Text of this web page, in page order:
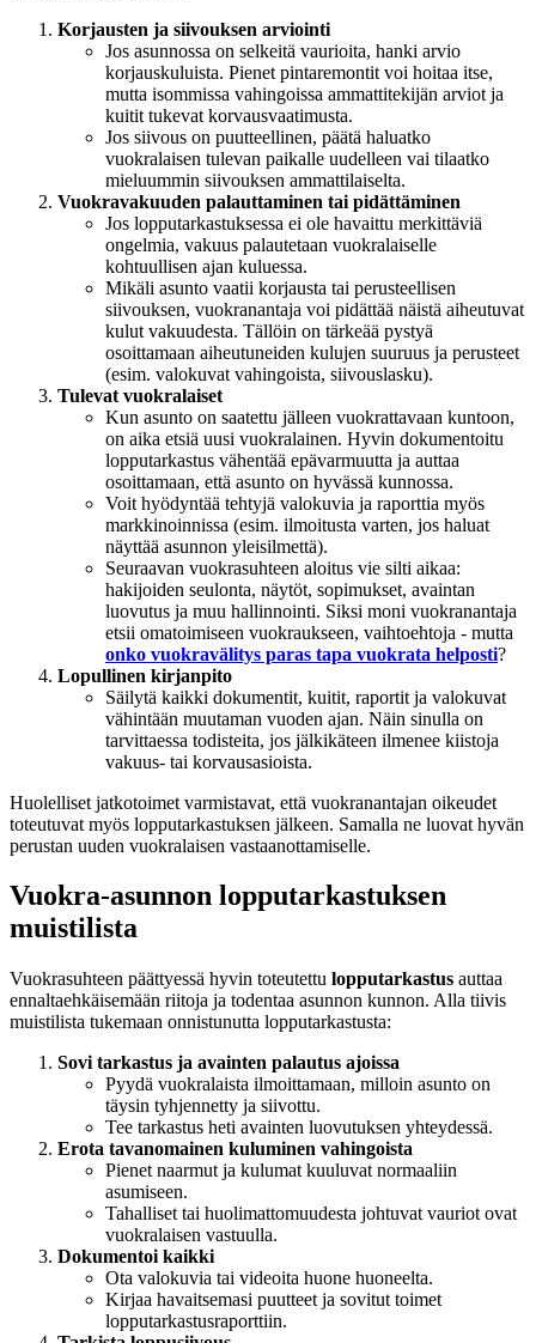
Korjausten ja siivouksen arviointi
Jos asunnossa on selkeitä vaurioita, hanki arvio
korjauskuluista. Pienet pintaremontit voi hoitaa itse,
mutta isommissa vahingoissa ammattitekijän arviot ja
kuitit tukevat korvausvaatimusta.
Jos siivous on puutteellinen, päätä haluatko
vuokralaisen tulevan paikalle uudelleen vai tilaatko
mieluummin siivouksen ammattilaiselta.
Vuokravakuuden palauttaminen tai pidättäminen
Jos lopputarkastuksessa ei ole havaittu merkittäviä
ongelmia, vakuus palautetaan vuokralaiselle
kohtuullisen ajan kuluessa.
Mikäli asunto vaatii korjausta tai perusteellisen
siivouksen, vuokranantaja voi pidättää näistä aiheutuvat
kulut vakuudesta. Tällöin on tärkeää pystyä
osoittamaan aiheutuneiden kulujen suuruus ja perusteet
(esim. valokuvat vahingoista, siivouslasku).
Tulevat vuokralaiset
Kun asunto on saatettu jälleen vuokrattavaan kuntoon,
on aika etsiä uusi vuokralainen. Hyvin dokumentoitu
lopputarkastus vähentää epävarmuutta ja auttaa
osoittamaan, että asunto on hyvässä kunnossa.
Voit hyödyntää tehtyjä valokuvia ja raporttia myös
markkinoinnissa (esim. ilmoitusta varten, jos haluat
näyttää asunnon yleisilmettä).
Seuraavan vuokrasuhteen aloitus vie silti aikaa:
hakijoiden seulonta, näytöt, sopimukset, avaintan
luovutus ja muu hallinnointi. Siksi moni vuokranantaja
etsii omatoimiseen vuokraukseen, vaihtoehtoja - mutta
onko vuokravälitys paras tapa vuokrata helposti?
Lopullinen kirjanpito
Säilytä kaikki dokumentit, kuitit, raportit ja valokuvat
vähintään muutaman vuoden ajan. Näin sinulla on
tarvittaessa todisteita, jos jälkikäteen ilmenee kiistoja
vakuus- tai korvausasioista.
Huolelliset jatkotoimet varmistavat, että vuokranantajan oikeudet
toteutuvat myös lopputarkastuksen jälkeen. Samalla ne luovat hyvän
perustan uuden vuokralaisen vastaanottamiselle.
Vuokra-asunnon lopputarkastuksen
muistilista
Vuokrasuhteen päättyessä hyvin toteutettu lopputarkastus auttaa
ennaltaehkäisemään riitoja ja todentaa asunnon kunnon. Alla tiivis
muistilista tukemaan onnistunutta lopputarkastusta:
Sovi tarkastus ja avainten palautus ajoissa
Pyydä vuokralaista ilmoittamaan, milloin asunto on
täysin tyhjennetty ja siivottu.
Tee tarkastus heti avainten luovutuksen yhteydessä.
Erota tavanomainen kuluminen vahingoista
Pienet naarmut ja kulumat kuuluvat normaaliin
asumiseen.
Tahalliset tai huolimattomuudesta johtuvat vauriot ovat
vuokralaisen vastuulla.
Dokumentoi kaikki
Ota valokuvia tai videoita huone huoneelta.
Kirjaa havaitsemasi puutteet ja sovitut toimet
lopputarkastusraporttiin.